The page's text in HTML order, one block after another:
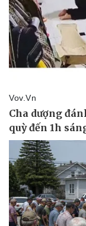
Thể thao
Bóng đá
Lịch thi đấu bóng đá
Thế giới thể thao
eSports
Hậu trường